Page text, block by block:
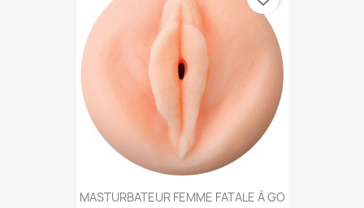
MASTURBATEUR FEMME FATALE À GO